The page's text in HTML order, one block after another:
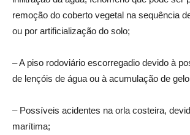
remoção do coberto vegetal na sequência
ou por artificialização do solo;
– A piso rodoviário escorregadio devido à
de lençóis de água ou à acumulação de
– Possíveis acidentes na orla costeira,
marítima;